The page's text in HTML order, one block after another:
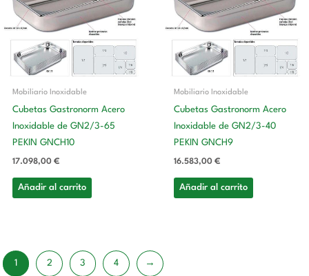
Mobiliario Inoxidable
Cubetas Gastronorm Acero
Inoxidable de GN2/3-65
PEKIN GNCH10
17.098,00 €
Añadir al carrito
Mobiliario Inoxidable
Cubetas Gastronorm Acero
Inoxidable de GN2/3-40
PEKIN GNCH9
16.583,00 €
Añadir al carrito
1 2 3 4 →